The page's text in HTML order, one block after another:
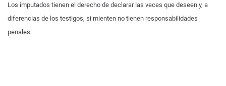
Los imputados tienen el derecho de declarar las veces que deseen y, a
diferencias de los testigos, si mienten no tienen responsabilidades
penales.